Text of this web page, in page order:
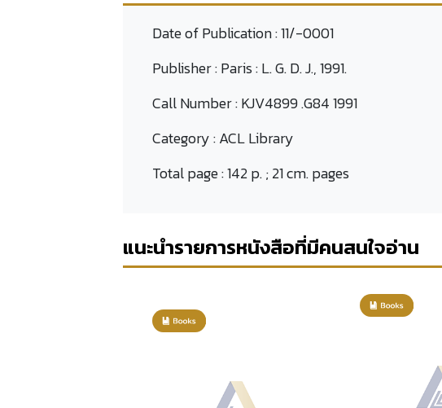
Date of Publication :11/-0001
Publisher :Paris : L. G. D. J., 1991.
Call Number :KJV4899 .G84 1991
Category :ACL Library
Total page :142 p. ; 21 cm. pages
แนะนำรายการหนังสือที่มีคนสนใจอ่าน